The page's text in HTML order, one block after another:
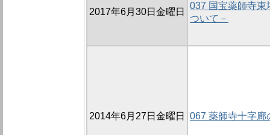
2017年6月30日金曜日
037 国宝薬師寺東
ついて－
2014年6月27日金曜日 067 薬師寺十字廊